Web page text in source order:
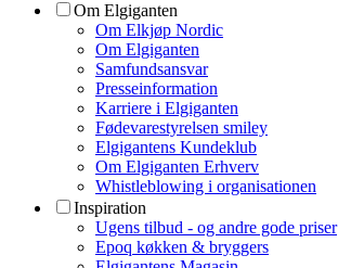
Om Elgiganten
Om Elkjøp Nordic
Om Elgiganten
Samfundsansvar
Presseinformation
Karriere i Elgiganten
Fødevarestyrelsen smiley
Elgigantens Kundeklub
Om Elgiganten Erhverv
Whistleblowing i organisationen
Inspiration
Ugens tilbud - og andre gode priser
Epoq køkken & bryggers